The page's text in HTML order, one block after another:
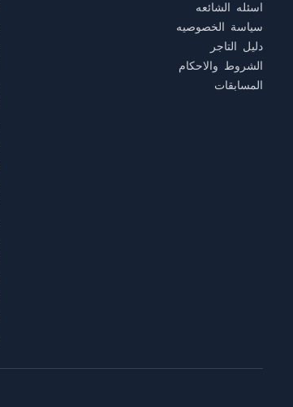
اسئله الشائعه
سياسة الخصوصيه
دليل التاجر
الشروط والاحكام
المسابقات